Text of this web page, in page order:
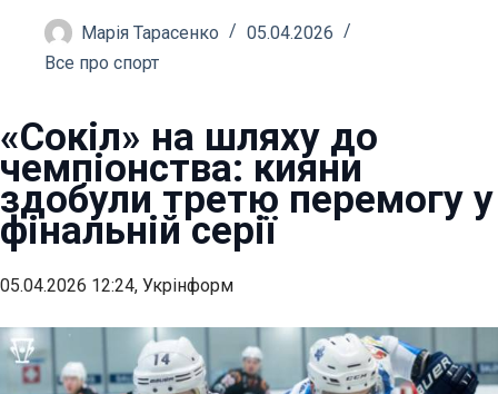
Марія Тарасенко
05.04.2026
Все про спорт
«Сокіл» на шляху до
чемпіонства: кияни
здобули третю перемогу у
фінальній серії
05.04.2026 12:24, Укрінформ